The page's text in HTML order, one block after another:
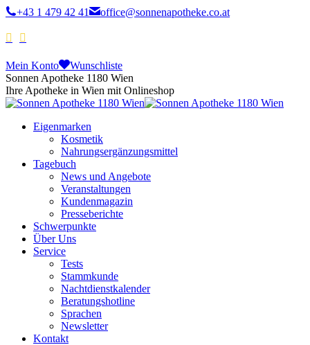
+43 1 479 42 41 office@sonnenapotheke.co.at
Mein Konto
Wunschliste
Sonnen Apotheke 1180 Wien
Ihre Apotheke in Wien mit Onlineshop
Eigenmarken
Kosmetik
Nahrungsergänzungsmittel
Tagebuch
News und Angebote
Veranstaltungen
Kundenmagazin
Presseberichte
Schwerpunkte
Über Uns
Service
Tests
Stammkunde
Nachtdienstkalender
Beratungshotline
Sprachen
Newsletter
Kontakt